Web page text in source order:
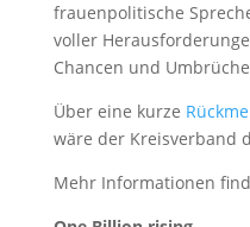
frauenpolitische
voller
Chancen und
Über eine kurze
wäre der Kreisverband
Mehr Informationen